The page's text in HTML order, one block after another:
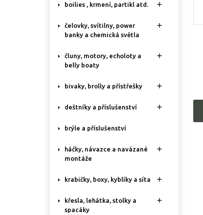
boilies , krmení, partikl atd. 
čelovky, svítilny, power
banky a chemická světla

čluny, motory, echoloty a
belly boaty

bivaky, brolly a přístřešky 
deštníky a příslušenství 
brýle a příslušenství
háčky, návazce a navázané
montáže

krabičky, boxy, kyblíky a síta 
křesla, lehátka, stolky a
spacáky
